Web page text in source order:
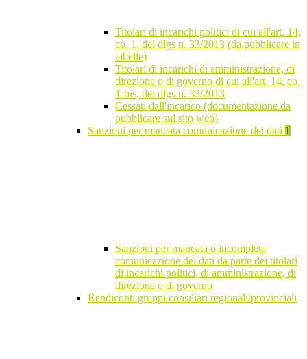
Titolari di incarichi politici di cui all'art. 14,
co. 1, del dlgs n. 33/2013 (da pubblicare in
tabelle)
Titolari di incarichi di amministrazione, di
direzione o di governo di cui all'art. 14, co.
1-bis, del dlgs n. 33/2013
Cessati dall'incarico (documentazione da
pubblicare sul sito web)
Sanzioni per mancata comunicazione dei dati 1
Sanzioni per mancata o incompleta
comunicazione dei dati da parte dei titolari
di incarichi politici, di amministrazione, di
direzione o di governo
Rendiconti gruppi consiliari regionali/provinciali